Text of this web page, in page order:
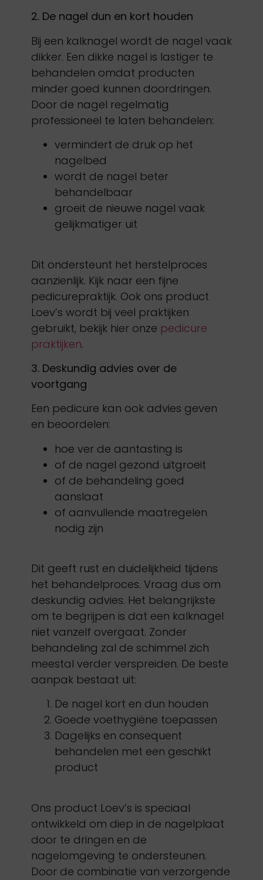
2. De nagel dun en kort houden
Bij een kalknagel wordt de nagel vaak
dikker. Een dikke nagel is lastiger te
behandelen omdat producten
minder goed kunnen doordringen.
Door de nagel regelmatig
professioneel te laten behandelen:
vermindert de druk op het
nagelbed
wordt de nagel beter
behandelbaar
groeit de nieuwe nagel vaak
gelijkmatiger uit
Dit ondersteunt het herstelproces
aanzienlijk. Kijk naar een fijne
pedicurepraktijk. Ook ons product
Loev’s wordt bij veel praktijken
gebruikt, bekijk hier onze pedicure
praktijken.
3. Deskundig advies over de
voortgang
Een pedicure kan ook advies geven
en beoordelen:
hoe ver de aantasting is
of de nagel gezond uitgroeit
of de behandeling goed
aanslaat
of aanvullende maatregelen
nodig zijn
Dit geeft rust en duidelijkheid tijdens
het behandelproces. Vraag dus om
deskundig advies. Het belangrijkste
om te begrijpen is dat een kalknagel
niet vanzelf overgaat. Zonder
behandeling zal de schimmel zich
meestal verder verspreiden. De beste
aanpak bestaat uit:
De nagel kort en dun houden
Goede voethygiëne toepassen
Dagelijks en consequent
behandelen met een geschikt
product
Ons product Loev’s is speciaal
ontwikkeld om diep in de nagelplaat
door te dringen en de
nagelomgeving te ondersteunen.
Door de combinatie van verzorgende